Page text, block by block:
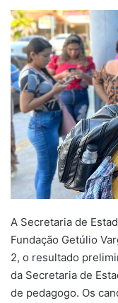
A Secretaria de
Fundação Getúlio
2, o resultado
da Secretaria de
de pedagogo. Os